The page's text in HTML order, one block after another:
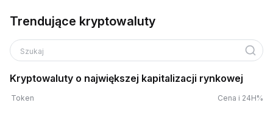
Trendujące kryptowaluty
Szukaj
Kryptowaluty o największej kapitalizacji rynkowej
Token Cena i 24H%